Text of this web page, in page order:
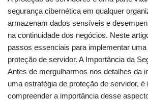
segurança cibernética em qualquer
armazenam dados sensíveis e
na continuidade dos negócios. Neste
passos essenciais para implementar
proteção de servidor. A Importância da
Antes de mergulharmos nos detalhes da
uma estratégia de proteção de servidor, é
compreender a importância desse